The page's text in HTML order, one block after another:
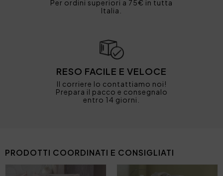
Per ordini superiori a 75€ in tutta
Italia.
RESO FACILE E VELOCE
Il corriere lo contattiamo noi!
Prepara il pacco e consegnalo
entro 14 giorni.
PRODOTTI COORDINATI E CONSIGLIATI